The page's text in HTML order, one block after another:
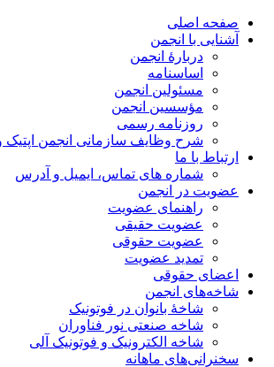
صفحه اصلی
آشنایی با انجمن
دربارۀ انجمن
اساسنامه
مسئولین انجمن
مؤسسین انجمن
روزنامه رسمی
شرح وظایف سازمانی انجمن اپتیک و
ارتباط با ما
شماره های تماس، ایمیل و آدرس
عضویت در انجمن
راهنمای عضویت
عضویت حقیقی
عضویت حقوقی
تمدید عضویت
اعضای حقوقی
شاخه‌های انجمن
شاخۀ بانوان در فوتونیک
شاخه صنعتی نور فناوران
شاخه‌ الکترونیک و فوتونیک آلی
سخنرانی‌های ماهانه